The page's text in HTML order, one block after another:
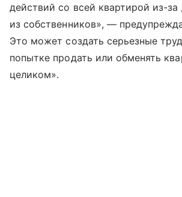
действий со всей квартирой из-за
из собственников», —
Это может создать серьезные
попытке продать или обменять
целиком».